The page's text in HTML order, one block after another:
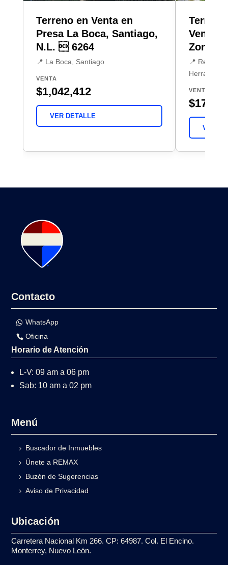
Terreno en Venta en
Presa La Boca, Santiago,
N.L.  6264
📍 La Boca, Santiago
VENTA
$1,042,412
VER DETALLE
Venta
Zona
📍
Herradura,
VENTA
VER
Contacto
WhatsApp
Oficina
Horario de Atención
L-V: 09 am a 06 pm
Sab: 10 am a 02 pm
Menú
Buscador de Inmuebles
Únete a REMAX
Buzón de Sugerencias
Aviso de Privacidad
Ubicación
Carretera Nacional Km 266. CP: 64987. Col. El Encino.
Monterrey, Nuevo León.